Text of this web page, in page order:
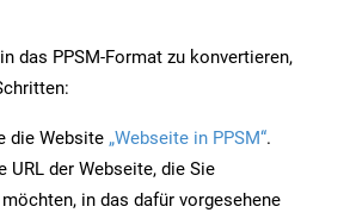
das PPSM-Format zu konvertieren,
die Website „Webseite in PPSM“.
URL der Webseite, die Sie
in das dafür vorgesehene